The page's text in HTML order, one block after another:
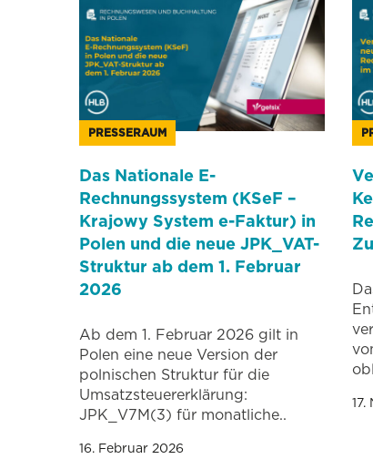
PRESSERAUM
Das Nationale E-
Rechnungssystem (KSeF –
Krajowy System e-Faktur) in
Polen und die neue JPK_VAT-
Struktur ab dem 1. Februar
2026
Ab dem 1. Februar 2026 gilt in
Polen eine neue Version der
polnischen Struktur für die
Umsatzsteuererklärung:
JPK_V7M(3) für monatliche..
16. Februar 2026
17.